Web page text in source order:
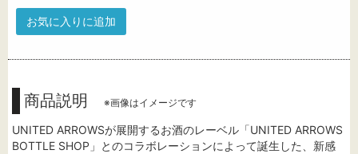
お気に入りに追加
商品説明 ※画像はイメージです
UNITED ARROWSが展開するお酒のレーベル「UNITED ARROWS
BOTTLE SHOP」とのコラボレーションによって誕生した、新感